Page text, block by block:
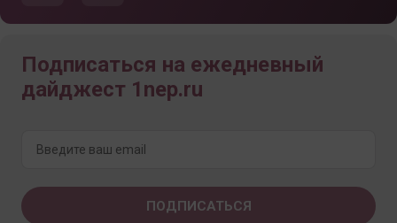
Подписаться на ежедневный
дайджест 1nep.ru